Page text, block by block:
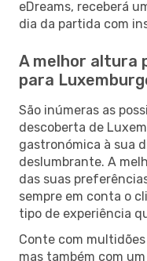
eDreams, receberá
dia da partida com
A melhor altura
para
São inúmeras as
descoberta de
gastronómica à sua
deslumbrante. A
das suas
sempre em conta o
tipo de experiência
Conte com
mas também com